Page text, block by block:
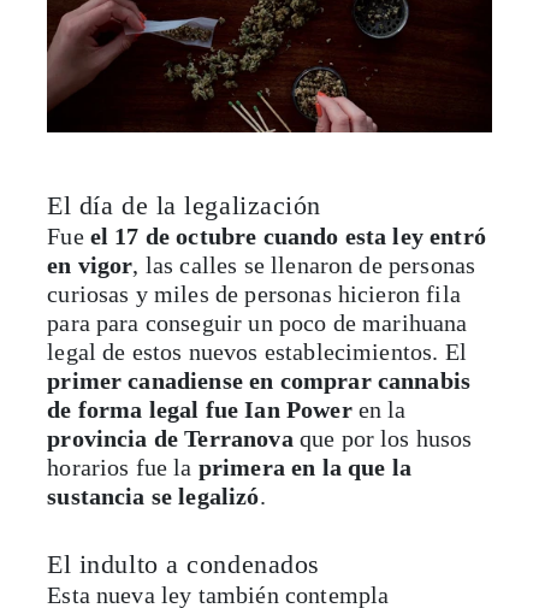
El día de la legalización
Fue el 17 de octubre cuando esta ley entró
en vigor, las calles se llenaron de personas
curiosas y miles de personas hicieron fila
para para conseguir un poco de marihuana
legal de estos nuevos establecimientos. El
primer canadiense en comprar cannabis
de forma legal fue Ian Poweren la
provincia de Terranova que por los husos
horarios fue la primera en la que la
sustancia se legalizó.
El indulto a condenados
Esta nueva ley también contempla